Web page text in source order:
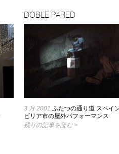
DOBLE PARED
3 月 2001 ふたつの通り道 スペイ
ビリア市の屋外パフォーマンス
残りの記事を読む >